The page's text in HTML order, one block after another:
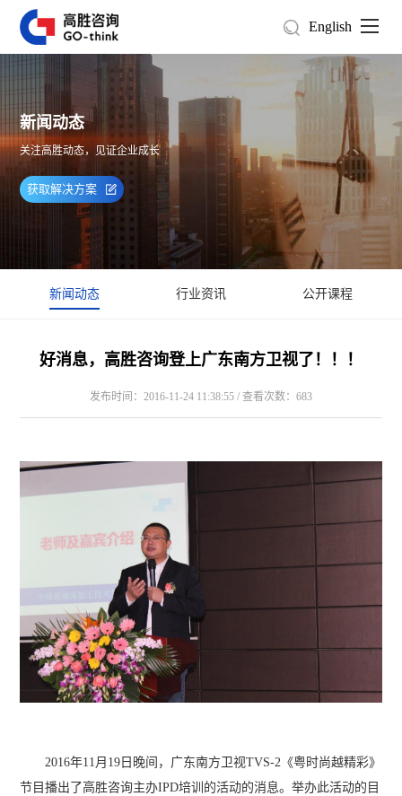
English
新闻动态
关注高胜动态，见证企业成长
获取解决方案
新闻动态 行业资讯 公开课程
好消息，高胜咨询登上广东南方卫视了！！！
发布时间：2016-11-24 11:38:55 / 查看次数：683
2016年11月19日晚间，广东南方卫视TVS-2《粤时尚越精彩》
节目播出了高胜咨询主办IPD培训的活动的消息。举办此活动的目